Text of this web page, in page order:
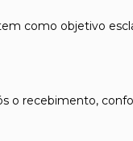
como objetivo
o recebimento,